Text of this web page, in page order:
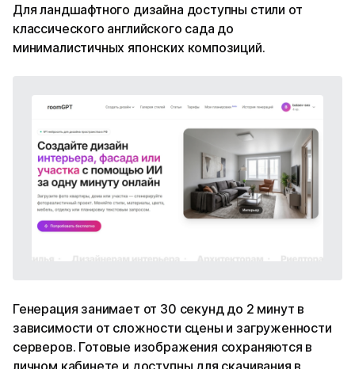
Для ландшафтного дизайна доступны стили от
классического английского сада до
минималистичных японских композиций.
Генерация занимает от 30 секунд до 2 минут в
зависимости от сложности сцены и загруженности
серверов. Готовые изображения сохраняются в
личном кабинете и доступны для скачивания в